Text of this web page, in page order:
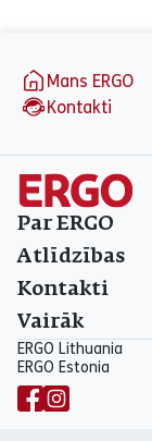
Mans ERGO
Kontakti
Par ERGO
Atlīdzības
Kontakti
Vairāk
ERGO Lithuania
ERGO Estonia